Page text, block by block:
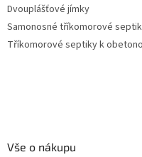
Dvouplášťové jímky
Samonosné tříkomorové
Tříkomorové septiky k
Vše o nákupu